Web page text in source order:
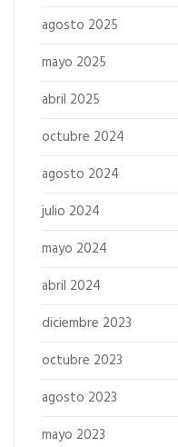
agosto 2025
mayo 2025
abril 2025
octubre 2024
agosto 2024
julio 2024
mayo 2024
abril 2024
diciembre 2023
octubre 2023
agosto 2023
mayo 2023